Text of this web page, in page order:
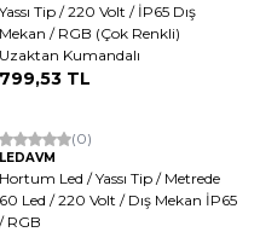
Yassı Tip / 220 Volt / İP65 Dış
Mekan / RGB (Çok Renkli)
Uzaktan Kumandalı
799,53 TL
(0)
LEDAVM
Hortum Led / Yassı Tip / Metrede
60 Led / 220 Volt / Dış Mekan İP65
/ RGB